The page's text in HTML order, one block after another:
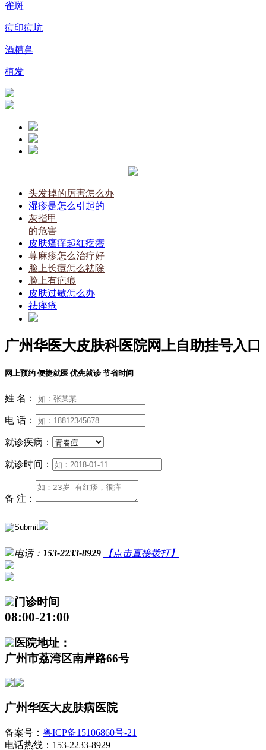
雀斑
痘印痘坑
酒糟鼻
植发
头发掉的厉害怎么办
湿疹是怎么引起的
灰指甲
的危害
皮肤瘙痒起红疙瘩
荨麻疹怎么治疗好
脸上长痘怎么祛除
脸上有疤痕
皮肤过敏怎么办
祛痤疮
广州华医大皮肤科医院网上自助挂号入口
网上预约 便捷就医 优先就诊 节省时间
姓 名：
电 话：
就诊疾病：
就诊时间：
备 注：
电话： 153-2233-8929 【点击直接拨打】
门诊时间
08:00-21:00
医院地址：
广州市荔湾区南岸路66号
广州华医大皮肤病医院
备案号： 粤ICP备15106860号-21
电话热线：153-2233-8929